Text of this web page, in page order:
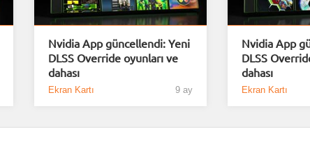
Nvidia App güncellendi: Yeni
DLSS Override oyunları ve
dahası
Ekran Kartı 9 ay
Nvidia App
DLSS
dahası
Ekran Kartı